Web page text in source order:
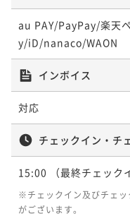
au PAY/PayPay/楽天
y/iD/nanaco/WAON
インボイス
対応
チェックイン・チ
15:00 （最終チェック
※チェックイン及びチェ
がございます。